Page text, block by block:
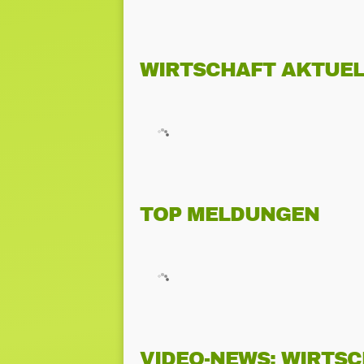
WIRTSCHAFT
TOP MELDUNGEN
VIDEO-NEWS: